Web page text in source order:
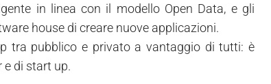
in linea con il modello Open Data, e gli
house di creare nuove applicazioni.
tra pubblico e privato a vantaggio di tutti: è
di start up.